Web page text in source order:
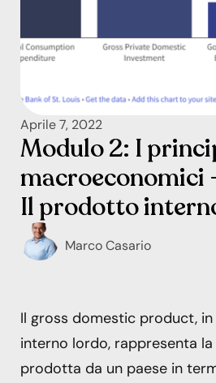
Aprile 7, 2022
Modulo 2: I
macroeconomici
Il prodotto
Marco Casario
Il gross domestic product,
interno lordo, rappresenta la
prodotta da un paese in